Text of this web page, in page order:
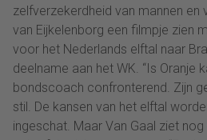
zelfverzekerdheid van mannen en
van Eijkelenborg een filmpje zien
voor het Nederlands elftal naar
deelname aan het WK. “Is Oranje
bondscoach confronterend. Zijn
stil. De kansen van het elftal
ingeschat. Maar Van Gaal ziet